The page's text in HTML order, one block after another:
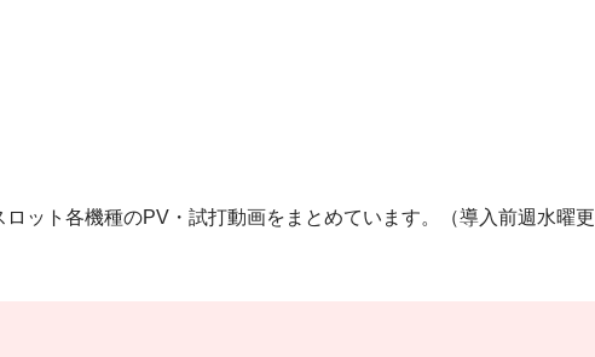
ット各機種のPV・試打動画をまとめています。（導入前週水曜更